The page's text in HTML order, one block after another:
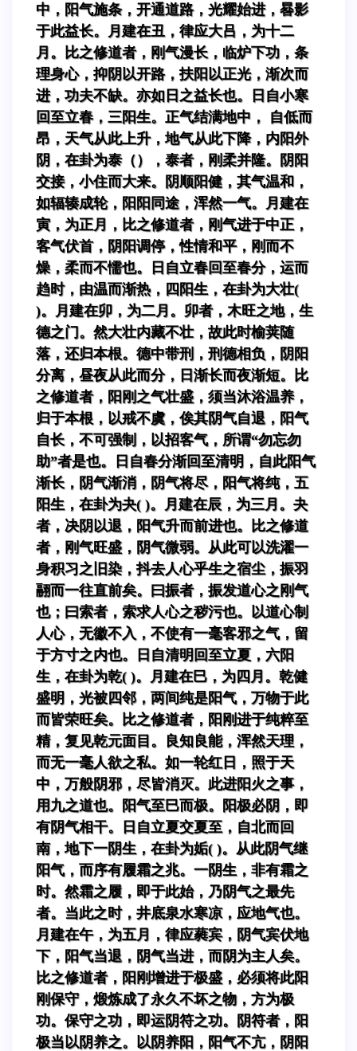
中，阳气施条，开通道路，光耀始进，晷影
于此益长。月建在丑，律应大吕，为十二
月。比之修道者，刚气漫长，临炉下功，条
理身心，抑阴以开路，扶阳以正光，渐次而
进，功夫不缺。亦如日之益长也。日自小寒
回至立春，三阳生。正气结满地中， 自低而
昂，天气从此上升，地气从此下降，内阳外
阴，在卦为泰（），泰者，刚柔并隆。阴阳
交接，小住而大来。阴顺阳健，其气温和，
如辐辏成轮，阳阳同途，浑然一气。月建在
寅，为正月，比之修道者，刚气进于中正，
客气伏首，阴阳调停，性情和平，刚而不
燥，柔而不懦也。日自立春回至春分，运而
趋时，由温而渐热，四阳生，在卦为大壮(
)。月建在卯，为二月。卯者，木旺之地，生
德之门。然大壮内藏不壮，故此时榆荚随
落，还归本根。德中带刑，刑德相负，阴阳
分离，昼夜从此而分，日渐长而夜渐短。比
之修道者，阳刚之气壮盛，须当沐浴温养，
归于本根，以戒不虞，俟其阴气自退，阳气
自长，不可强制，以招客气，所谓“勿忘勿
助”者是也。日自春分渐回至清明，自此阳气
渐长，阴气渐消，阴气将尽，阳气将纯，五
阳生，在卦为夬( )。月建在辰，为三月。夬
者，决阴以退，阳气升而前进也。比之修道
者，刚气旺盛，阴气微弱。从此可以洗濯一
身积习之旧染，抖去人心乎生之宿尘，振羽
翮而一往直前矣。曰振者，振发道心之刚气
也；曰索者，索求人心之秽污也。以道心制
人心，无徽不入，不使有一毫客邪之气，留
于方寸之内也。日自清明回至立夏，六阳
生，在卦为乾( )。月建在巳，为四月。乾健
盛明，光被四邻，两间纯是阳气，万物于此
而皆荣旺矣。比之修道者，阳刚进于纯粹至
精，复见乾元面目。良知良能，浑然天理，
而无一毫人欲之私。如一轮红日，照于天
中，万般阴邪，尽皆消灭。此进阳火之事，
用九之道也。阳气至巳而极。阳极必阴，即
有阴气相干。日自立夏交夏至，自北而回
南，地下一阴生，在卦为姤( )。从此阴气继
阳气，而序有履霜之兆。一阴生，非有霜之
时。然霜之履，即于此始，乃阴气之最先
者。当此之时，井底泉水寒凉，应地气也。
月建在午，为五月，律应蕤宾，阴气宾伏地
下，阳气当退，阴气当进，而阴为主人矣。
比之修道者，阳刚增进于极盛，必须将此阳
刚保守，煅炼成了永久不坏之物，方为极
功。保守之功，即运阴符之功。阴符者，阳
极当以阴养之。以阴养阳，阳气不亢，阴阳